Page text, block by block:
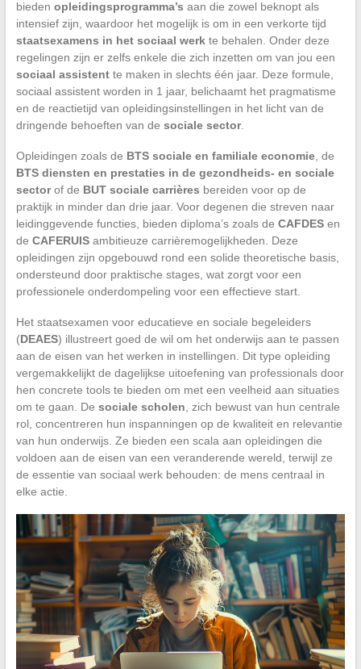
bieden opleidingsprogramma’s aan die zowel beknopt als
intensief zijn, waardoor het mogelijk is om in een verkorte tijd
staatsexamens in het sociaal werkte behalen. Onder deze
regelingen zijn er zelfs enkele die zich inzetten om van jou een
sociaal assistentte maken in slechts één jaar. Deze formule,
sociaal assistent worden in 1 jaar, belichaamt het pragmatisme
en de reactietijd van opleidingsinstellingen in het licht van de
dringende behoeften van de sociale sector.
Opleidingen zoals de BTS sociale en familiale economie, de
BTS diensten en prestaties in de gezondheids- en sociale
sectorof de BUT sociale carrières bereiden voor op de
praktijk in minder dan drie jaar. Voor degenen die streven naar
leidinggevende functies, bieden diploma’s zoals de CAFDESen
de CAFERUISambitieuze carrièremogelijkheden. Deze
opleidingen zijn opgebouwd rond een solide theoretische basis,
ondersteund door praktische stages, wat zorgt voor een
professionele onderdompeling voor een effectieve start.
Het staatsexamen voor educatieve en sociale begeleiders
(DEAES) illustreert goed de wil om het onderwijs aan te passen
aan de eisen van het werken in instellingen. Dit type opleiding
vergemakkelijkt de dagelijkse uitoefening van professionals door
hen concrete tools te bieden om met een veelheid aan situaties
om te gaan. De sociale scholen , zich bewust van hun centrale
rol, concentreren hun inspanningen op de kwaliteit en relevantie
van hun onderwijs. Ze bieden een scala aan opleidingen die
voldoen aan de eisen van een veranderende wereld, terwijl ze
de essentie van sociaal werk behouden: de mens centraal in
elke actie.